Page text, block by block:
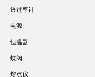
透过率计
电源
恒温器
蝶阀
熔点仪